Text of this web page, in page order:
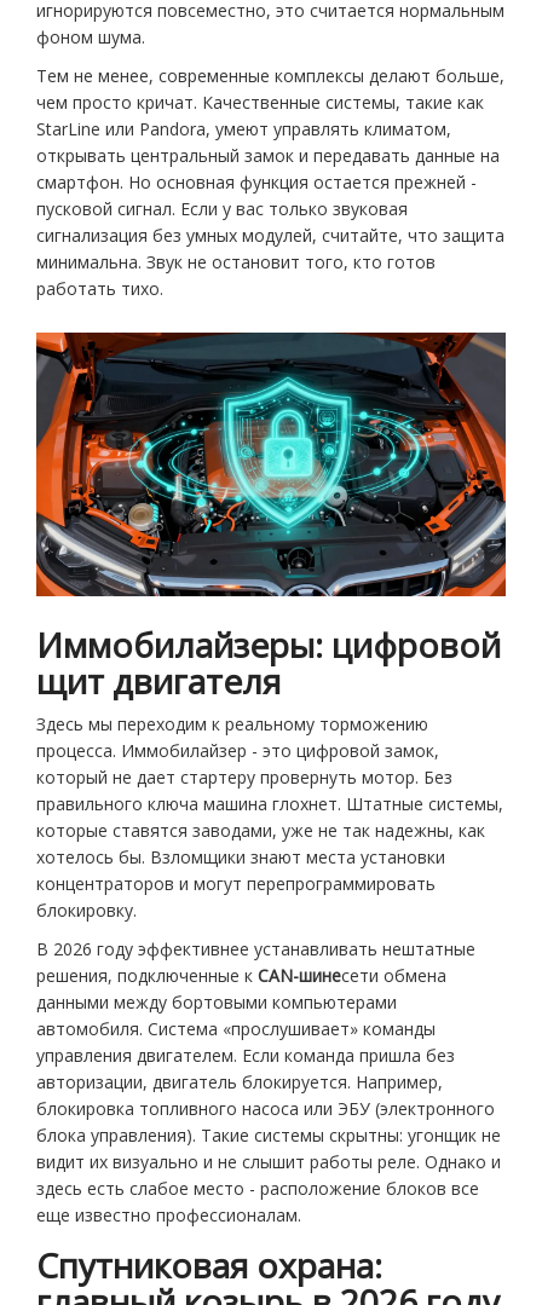
игнорируются повсеместно, это считается нормальным
фоном шума.
Тем не менее, современные комплексы делают больше,
чем просто кричат. Качественные системы, такие как
StarLine или Pandora, умеют управлять климатом,
открывать центральный замок и передавать данные на
смартфон. Но основная функция остается прежней -
пусковой сигнал. Если у вас только звуковая
сигнализация без умных модулей, считайте, что защита
минимальна. Звук не остановит того, кто готов
работать тихо.
Иммобилайзеры: цифровой
щит двигателя
Здесь мы переходим к реальному торможению
процесса. Иммобилайзер - это цифровой замок,
который не дает стартеру провернуть мотор. Без
правильного ключа машина глохнет. Штатные системы,
которые ставятся заводами, уже не так надежны, как
хотелось бы. Взломщики знают места установки
концентраторов и могут перепрограммировать
блокировку.
В 2026 году эффективнее устанавливать нештатные
решения, подключенные к CAN-шинесети обмена
данными между бортовыми компьютерами
автомобиля. Система «прослушивает» команды
управления двигателем. Если команда пришла без
авторизации, двигатель блокируется. Например,
блокировка топливного насоса или ЭБУ (электронного
блока управления). Такие системы скрытны: угонщик не
видит их визуально и не слышит работы реле. Однако и
здесь есть слабое место - расположение блоков все
еще известно профессионалам.
Спутниковая охрана: